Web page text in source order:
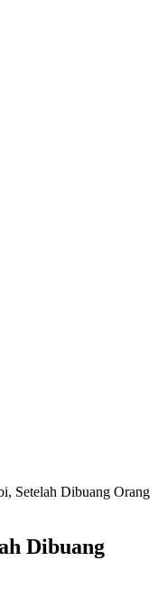
Setelah Dibuang Orang
Dibuang